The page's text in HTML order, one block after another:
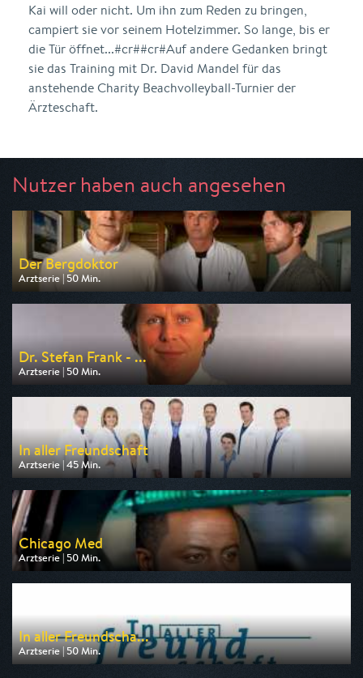
Kai will oder nicht. Um ihn zum Reden zu bringen,
campiert sie vor seinem Hotelzimmer. So lange, bis er
die Tür öffnet...#cr##cr#Auf andere Gedanken bringt
sie das Training mit Dr. David Mandel für das
anstehende Charity Beachvolleyball-Turnier der
Ärzteschaft.
Nutzer haben auch angesehen
Der Bergdoktor
Arztserie | 50 Min.
Ausgestrahlt von ZDF
am 08.08.2026, 19:25
Dr. Stefan Frank - ...
Arztserie | 50 Min.
Ausgestrahlt von RTLup
am 10.08.2026, 20:15
In aller Freundschaft
Arztserie | 45 Min.
Ausgestrahlt von HR
am 08.08.2026, 13:35
Chicago Med
Arztserie | 50 Min.
Ausgestrahlt von VOXup
am 08.08.2026, 20:15
In aller Freundscha...
Arztserie | 50 Min.
Ausgestrahlt von HR